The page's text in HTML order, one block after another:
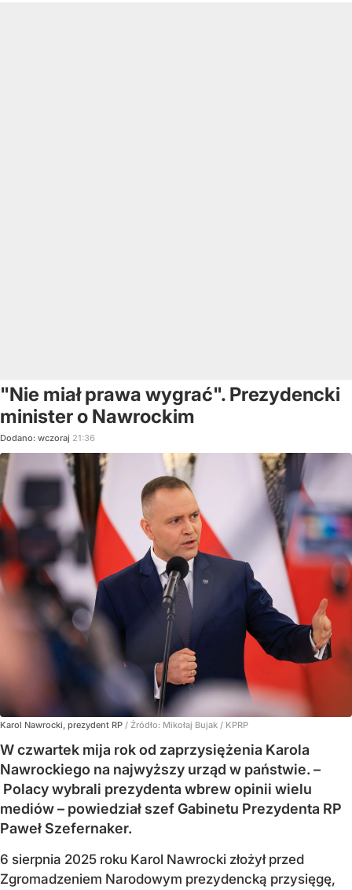
"Nie miał prawa wygrać". Prezydencki
minister o Nawrockim
Dodano: wczoraj 21:36
Karol Nawrocki, prezydent RP / Źródło: Mikołaj Bujak / KPRP
W czwartek mija rok od zaprzysiężenia Karola
Nawrockiego na najwyższy urząd w państwie. –
Polacy wybrali prezydenta wbrew opinii wielu
mediów – powiedział szef Gabinetu Prezydenta RP
Paweł Szefernaker.
6 sierpnia 2025 roku Karol Nawrocki złożył przed
Zgromadzeniem Narodowym prezydencką przysięgę,